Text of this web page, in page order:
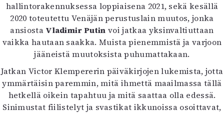
hallintorakennuksessa loppiaisena 2021, sekä kesällä
2020 toteutettu Venäjän perustuslain muutos, jonka
ansiosta Vladimir Putin voi jatkaa yksinvaltiuttaan
vaikka hautaan saakka. Muista pienemmistä ja varjoon
jääneistä muutoksista puhumattakaan.
Jatkan Victor Klempererin päiväkirjojen lukemista, jotta
ymmärtäisin paremmin, mitä ihmettä maailmassa tällä
hetkellä oikein tapahtuu ja mitä saattaa olla edessä.
Sinimustat fiilistelyt ja svastikat ikkunoissa osoittavat,